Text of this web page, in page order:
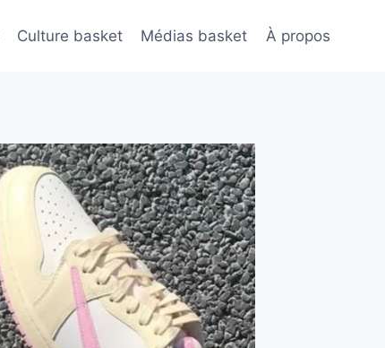
Culture basket Médias basket À propos